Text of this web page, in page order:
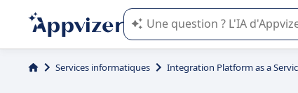
L'IA de Appvizer vous guide
Services informatiques Integration Platform as a